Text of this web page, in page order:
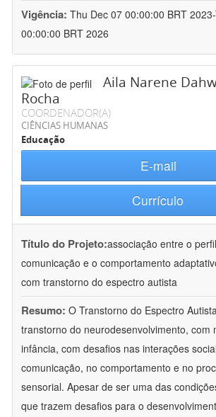
Vigência: Thu Dec 07 00:00:00 BRT
00:00:00 BRT 2026
Aila Narene
Rocha
COORDENADOR(A)
CIÊNCIAS HUMANAS
Educação
E-mail
Currículo
Título do Projeto:associação entre o
comunicação e o comportamento
com transtorno do espectro autista
Resumo: O Transtorno do Espectro
transtorno do neurodesenvolvimento, com
infância, com desafios nas interações
comunicação, no comportamento e no
sensorial. Apesar de ser uma das
que trazem desafios para o